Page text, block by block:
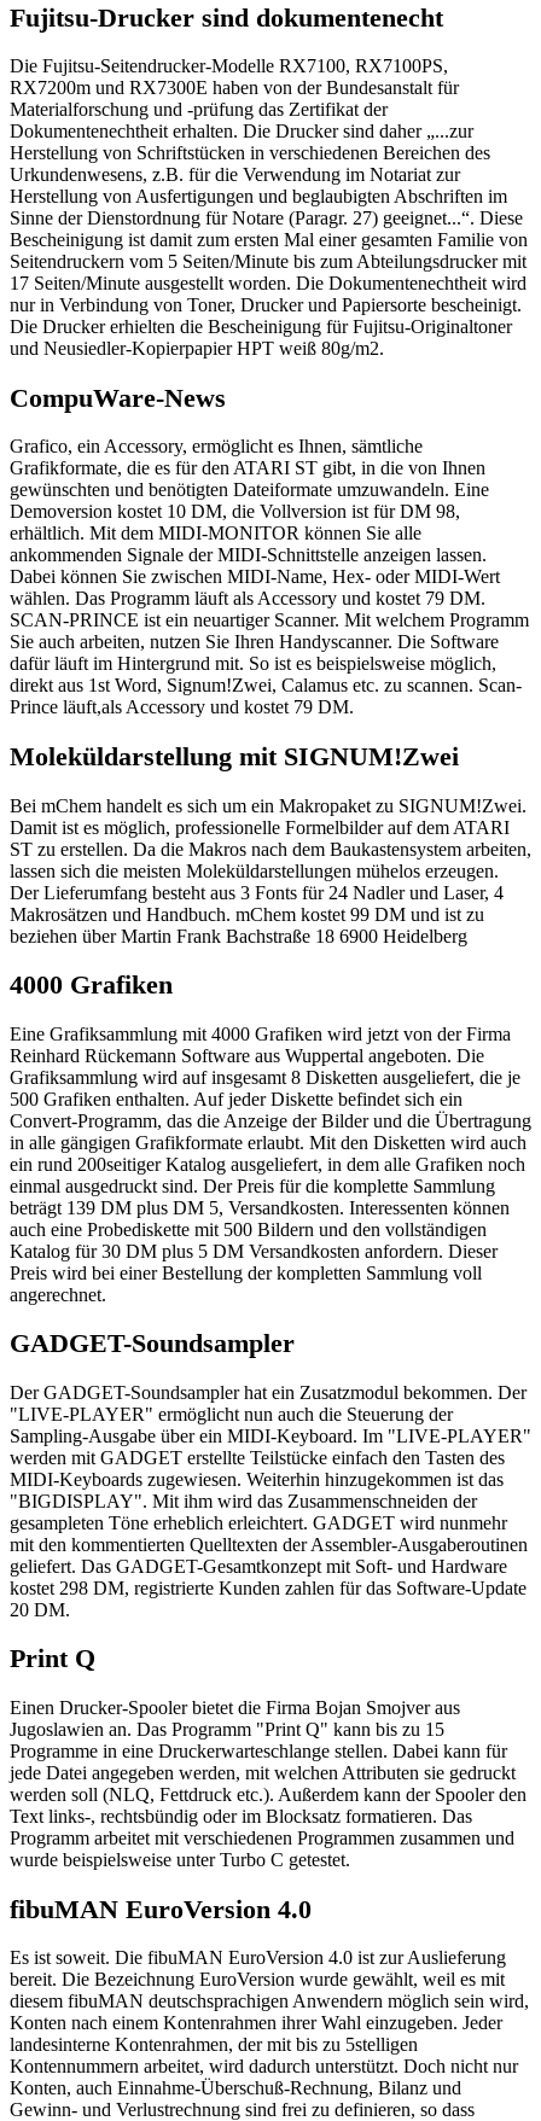
Fujitsu-Drucker sind dokumentenecht
Die Fujitsu-Seitendrucker-Modelle RX7100, RX7100PS,
RX7200m und RX7300E haben von der Bundesanstalt für
Materialforschung und -prüfung das Zertifikat der
Dokumentenechtheit erhalten. Die Drucker sind daher „...zur
Herstellung von Schriftstücken in verschiedenen Bereichen des
Urkundenwesens, z.B. für die Verwendung im Notariat zur
Herstellung von Ausfertigungen und beglaubigten Abschriften im
Sinne der Dienstordnung für Notare (Paragr. 27) geeignet...“. Diese
Bescheinigung ist damit zum ersten Mal einer gesamten Familie von
Seitendruckern vom 5 Seiten/Minute bis zum Abteilungsdrucker mit
17 Seiten/Minute ausgestellt worden. Die Dokumentenechtheit wird
nur in Verbindung von Toner, Drucker und Papiersorte bescheinigt.
Die Drucker erhielten die Bescheinigung für Fujitsu-Originaltoner
und Neusiedler-Kopierpapier HPT weiß 80g/m2.
CompuWare-News
Grafico, ein Accessory, ermöglicht es Ihnen, sämtliche
Grafikformate, die es für den ATARI ST gibt, in die von Ihnen
gewünschten und benötigten Dateiformate umzuwandeln. Eine
Demoversion kostet 10 DM, die Vollversion ist für DM 98,
erhältlich. Mit dem MIDI-MONITOR können Sie alle
ankommenden Signale der MIDI-Schnittstelle anzeigen lassen.
Dabei können Sie zwischen MIDI-Name, Hex- oder MIDI-Wert
wählen. Das Programm läuft als Accessory und kostet 79 DM.
SCAN-PRINCE ist ein neuartiger Scanner. Mit welchem Programm
Sie auch arbeiten, nutzen Sie Ihren Handyscanner. Die Software
dafür läuft im Hintergrund mit. So ist es beispielsweise möglich,
direkt aus 1st Word, Signum!Zwei, Calamus etc. zu scannen. Scan-
Prince läuft,als Accessory und kostet 79 DM.
Moleküldarstellung mit SIGNUM!Zwei
Bei mChem handelt es sich um ein Makropaket zu SIGNUM!Zwei.
Damit ist es möglich, professionelle Formelbilder auf dem ATARI
ST zu erstellen. Da die Makros nach dem Baukastensystem arbeiten,
lassen sich die meisten Moleküldarstellungen mühelos erzeugen.
Der Lieferumfang besteht aus 3 Fonts für 24 Nadler und Laser, 4
Makrosätzen und Handbuch. mChem kostet 99 DM und ist zu
beziehen über Martin Frank Bachstraße 18 6900 Heidelberg
4000 Grafiken
Eine Grafiksammlung mit 4000 Grafiken wird jetzt von der Firma
Reinhard Rückemann Software aus Wuppertal angeboten. Die
Grafiksammlung wird auf insgesamt 8 Disketten ausgeliefert, die je
500 Grafiken enthalten. Auf jeder Diskette befindet sich ein
Convert-Programm, das die Anzeige der Bilder und die Übertragung
in alle gängigen Grafikformate erlaubt. Mit den Disketten wird auch
ein rund 200seitiger Katalog ausgeliefert, in dem alle Grafiken noch
einmal ausgedruckt sind. Der Preis für die komplette Sammlung
beträgt 139 DM plus DM 5, Versandkosten. Interessenten können
auch eine Probediskette mit 500 Bildern und den vollständigen
Katalog für 30 DM plus 5 DM Versandkosten anfordern. Dieser
Preis wird bei einer Bestellung der kompletten Sammlung voll
angerechnet.
GADGET-Soundsampler
Der GADGET-Soundsampler hat ein Zusatzmodul bekommen. Der
"LIVE-PLAYER" ermöglicht nun auch die Steuerung der
Sampling-Ausgabe über ein MIDI-Keyboard. Im "LIVE-PLAYER"
werden mit GADGET erstellte Teilstücke einfach den Tasten des
MIDI-Keyboards zugewiesen. Weiterhin hinzugekommen ist das
"BIGDISPLAY". Mit ihm wird das Zusammenschneiden der
gesampleten Töne erheblich erleichtert. GADGET wird nunmehr
mit den kommentierten Quelltexten der Assembler-Ausgaberoutinen
geliefert. Das GADGET-Gesamtkonzept mit Soft- und Hardware
kostet 298 DM, registrierte Kunden zahlen für das Software-Update
20 DM.
Print Q
Einen Drucker-Spooler bietet die Firma Bojan Smojver aus
Jugoslawien an. Das Programm "Print Q" kann bis zu 15
Programme in eine Druckerwarteschlange stellen. Dabei kann für
jede Datei angegeben werden, mit welchen Attributen sie gedruckt
werden soll (NLQ, Fettdruck etc.). Außerdem kann der Spooler den
Text links-, rechtsbündig oder im Blocksatz formatieren. Das
Programm arbeitet mit verschiedenen Programmen zusammen und
wurde beispielsweise unter Turbo C getestet.
fibuMAN EuroVersion 4.0
Es ist soweit. Die fibuMAN EuroVersion 4.0 ist zur Auslieferung
bereit. Die Bezeichnung EuroVersion wurde gewählt, weil es mit
diesem fibuMAN deutschsprachigen Anwendern möglich sein wird,
Konten nach einem Kontenrahmen ihrer Wahl einzugeben. Jeder
landesinterne Kontenrahmen, der mit bis zu 5stelligen
Kontennummern arbeitet, wird dadurch unterstützt. Doch nicht nur
Konten, auch Einnahme-Überschuß-Rechnung, Bilanz und
Gewinn- und Verlustrechnung sind frei zu definieren, so dass